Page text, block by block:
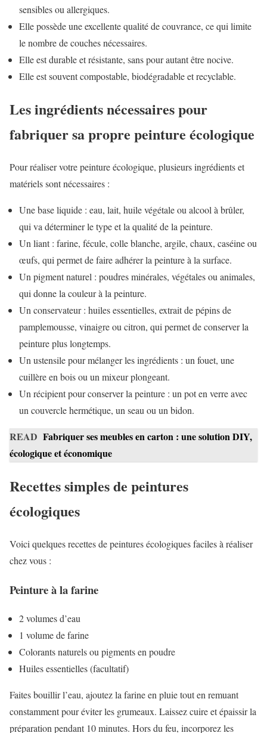
sensibles ou allergiques.
Elle possède une excellente qualité de couvrance, ce qui limite
le nombre de couches nécessaires.
Elle est durable et résistante, sans pour autant être nocive.
Elle est souvent compostable, biodégradable et recyclable.
Les ingrédients nécessaires pour
fabriquer sa propre peinture écologique
Pour réaliser votre peinture écologique, plusieurs ingrédients et
matériels sont nécessaires :
Une base liquide : eau, lait, huile végétale ou alcool à brûler,
qui va déterminer le type et la qualité de la peinture.
Un liant : farine, fécule, colle blanche, argile, chaux, caséine ou
œufs, qui permet de faire adhérer la peinture à la surface.
Un pigment naturel : poudres minérales, végétales ou animales,
qui donne la couleur à la peinture.
Un conservateur : huiles essentielles, extrait de pépins de
pamplemousse, vinaigre ou citron, qui permet de conserver la
peinture plus longtemps.
Un ustensile pour mélanger les ingrédients : un fouet, une
cuillère en bois ou un mixeur plongeant.
Un récipient pour conserver la peinture : un pot en verre avec
un couvercle hermétique, un seau ou un bidon.
READ Fabriquer ses meubles en carton : une solution DIY,
écologique et économique
Recettes simples de peintures
écologiques
Voici quelques recettes de peintures écologiques faciles à réaliser
chez vous :
Peinture à la farine
2 volumes d’eau
1 volume de farine
Colorants naturels ou pigments en poudre
Huiles essentielles (facultatif)
Faites bouillir l’eau, ajoutez la farine en pluie tout en remuant
constamment pour éviter les grumeaux. Laissez cuire et épaissir la
préparation pendant 10 minutes. Hors du feu, incorporez les